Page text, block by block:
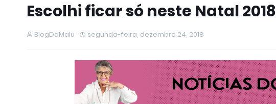
Escolhi ficar só neste Natal 2018
BlogDaMalu segunda-feira, dezembro 24, 2018